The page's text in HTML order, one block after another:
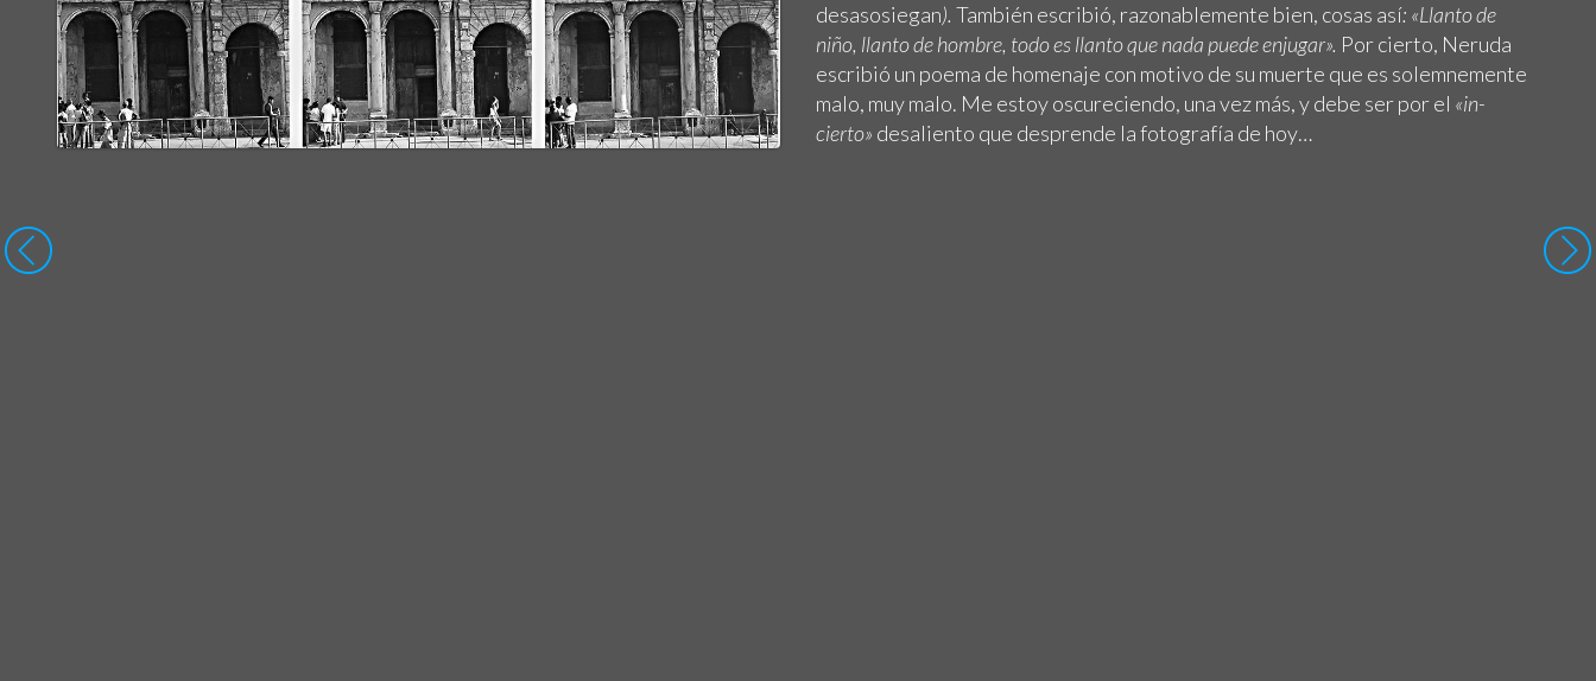
desasosiegan). También escribió, razonablemente bien, cosas así: «Llanto de
niño, llanto de hombre, todo es llanto que nada puede enjugar». Por cierto, Neruda
escribió un poema de homenaje con motivo de su muerte que es solemnemente
malo, muy malo. Me estoy oscureciendo, una vez más, y debe ser por el «in-
cierto» desaliento que desprende la fotografía de hoy…